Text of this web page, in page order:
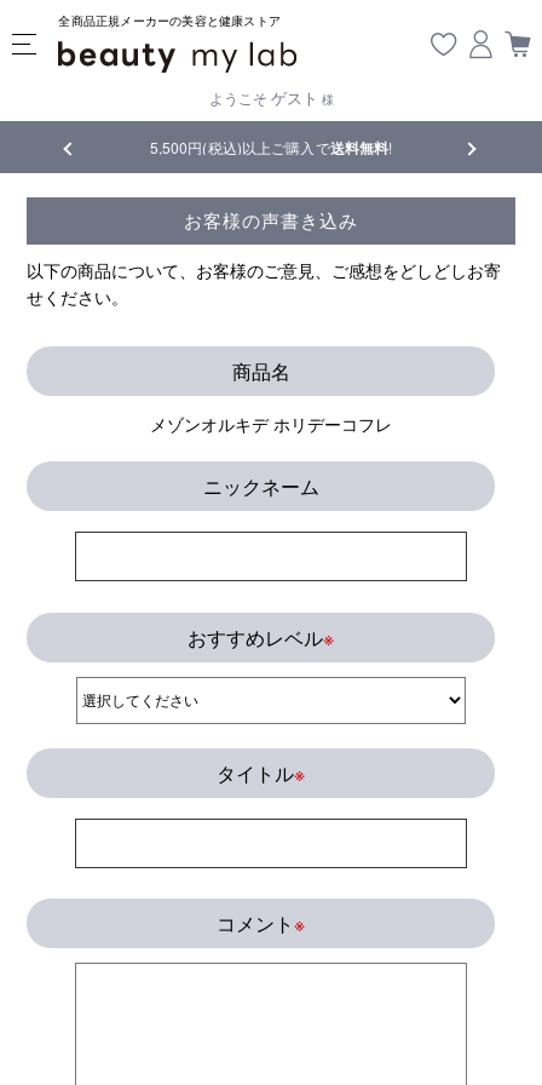
全商品正規メーカーの美容と健康ストア
ようこそ ゲスト 様
5,500円(税込)以上ご購入で 送料無料! 【重要】熊本地震
お客様の声書き込み
以下の商品について、お客様のご意見、ご感想をどしどしお寄
せください。
商品名
メゾンオルキデ ホリデーコフレ
ニックネーム
おすすめレベル※
タイトル※
コメント※